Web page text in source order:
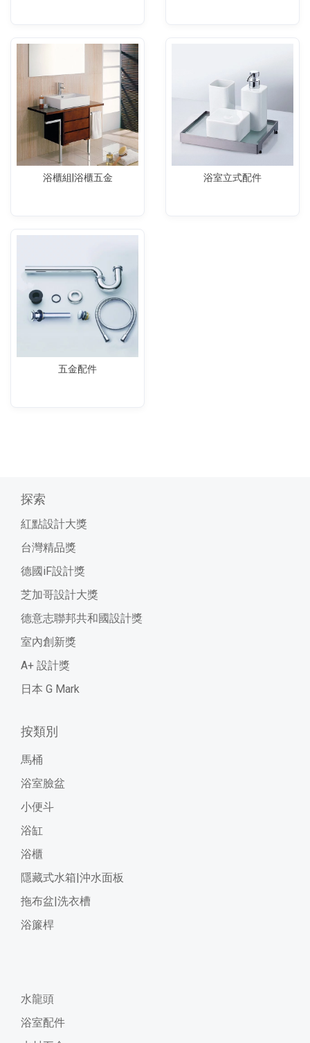
浴櫃組|浴櫃五金 浴室立式配件
五金配件
探索
紅點設計大獎
台灣精品獎
德國iF設計獎
芝加哥設計大獎
德意志聯邦共和國設計獎
室內創新獎
A+ 設計獎
日本 G Mark
按類別
馬桶
浴室臉盆
小便斗
浴缸
浴櫃
隱藏式水箱|沖水面板
拖布盆|洗衣槽
浴簾桿
水龍頭
浴室配件